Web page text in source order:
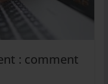
: comment